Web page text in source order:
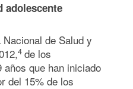
adolescente
de Salud y
4 de los
que han iniciado
del 15% de los